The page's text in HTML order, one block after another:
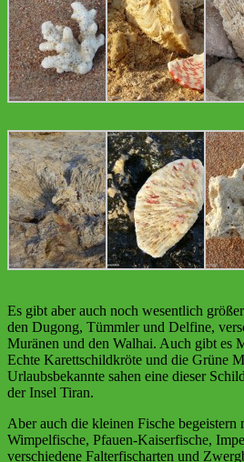
Es gibt aber auch noch wesentlich
den Dugong, Tümmler und Delfine,
Muränen und den Walhai. Auch gibt es
Echte Karettschildkröte und die Grüne
Urlaubsbekannte sahen eine dieser
der Insel Tiran.
Aber auch die kleinen Fische begeistern
Wimpelfische, Pfauen-Kaiserfische,
verschiedene Falterfischarten und